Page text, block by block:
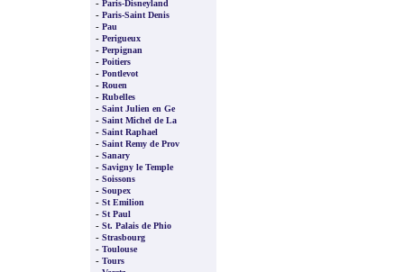
- Paris-Disneyland
- Paris-Saint Denis
- Pau
- Perigueux
- Perpignan
- Poitiers
- Pontlevot
- Rouen
- Rubelles
- Saint Julien en Ge
- Saint Michel de La
- Saint Raphael
- Saint Remy de Prov
- Sanary
- Savigny le Temple
- Soissons
- Soupex
- St Emilion
- St Paul
- St. Palais de Phio
- Strasbourg
- Toulouse
- Tours